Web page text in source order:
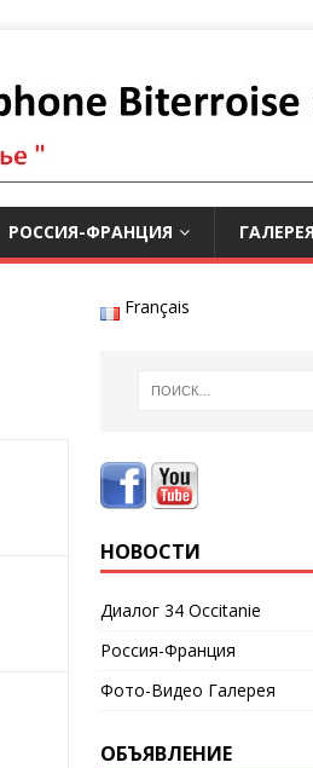
РОССИЯ-ФРАНЦИЯ ГАЛЕРЕЯ
Français
НОВОСТИ
Диалог 34 Occitanie
Россия-Франция
Фото-Видео Галерея
ОБЪЯВЛЕНИЕ